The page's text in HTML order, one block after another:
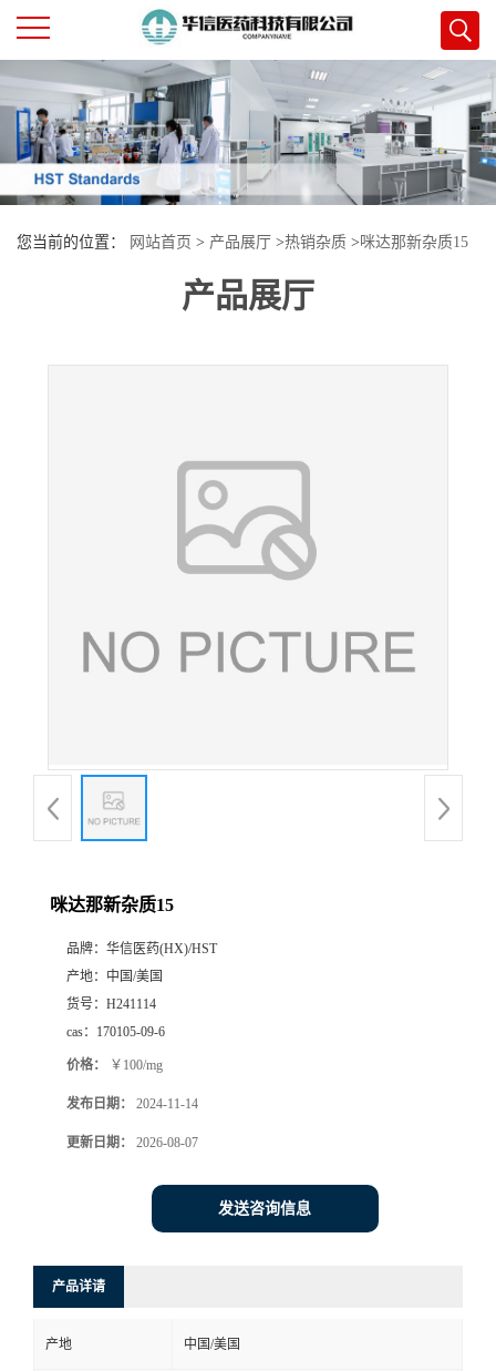
公
司
首
页
司
书
方
您当前的位置： 网站首页 > 产品展厅 >热销杂质 >咪达那新杂质15
产品展厅
咪达那新杂质15
品牌： 华信医药(HX)/HST
产地： 中国/美国
货号： H241114
cas： 170105-09-6
价格： ￥100/mg
发布日期： 2024-11-14
更新日期： 2026-08-07
发送咨询信息
产品详请
产地 中国/美国